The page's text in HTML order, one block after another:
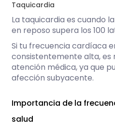
Taquicardia
La taquicardia es cuando
en reposo supera los 100
Si tu frecuencia cardíaca
consistentemente alta,
atención médica, ya que
afección subyacente.
Importancia de la
salud